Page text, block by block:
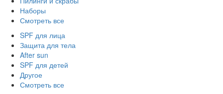
Наборы
Смотреть все
SPF для лица
Защита для тела
After sun
SPF для детей
Другое
Смотреть все